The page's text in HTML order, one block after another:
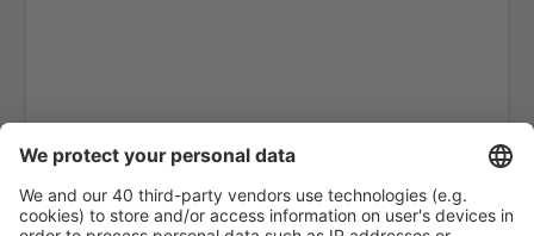
Hakkari Yüksekova Airport (YKO)
Hatay Airport (HTY)
Iğdır Airport (IGD)